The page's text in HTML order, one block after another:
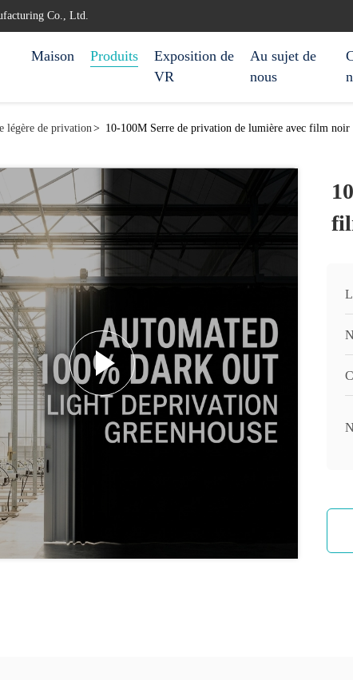
Co., Ltd.
Maison Produits
Exposition de
VR
Au sujet de
nous
légère de privation> 10-100M Serre de privation de lumière avec film noir